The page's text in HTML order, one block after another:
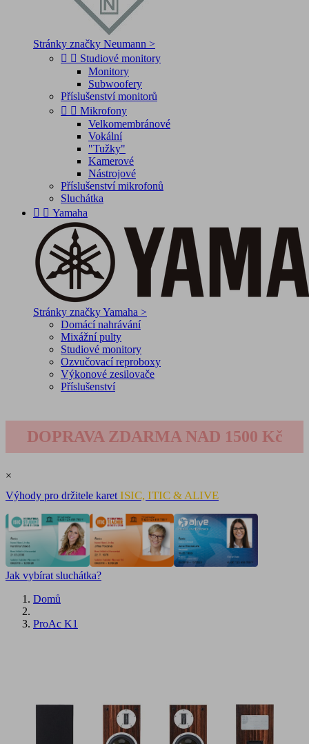
Stránky značky Neumann >
  Studiové monitory
Monitory
Subwoofery
Příslušenství monitorů
  Mikrofony
Velkomembránové
Vokální
"Tužky"
Kamerové
Nástrojové
Příslušenství mikrofonů
Sluchátka
  Yamaha
Stránky značky Yamaha >
Domácí nahrávání
Mixážní pulty
Studiové monitory
Ozvučovací reproboxy
Výkonové zesilovače
Příslušenství
DOPRAVA ZDARMA NAD 1500 Kč
×
Výhody pro držitele karet ISIC, ITIC & ALIVE
Jak vybírat sluchátka?
Domů
ProAc K1